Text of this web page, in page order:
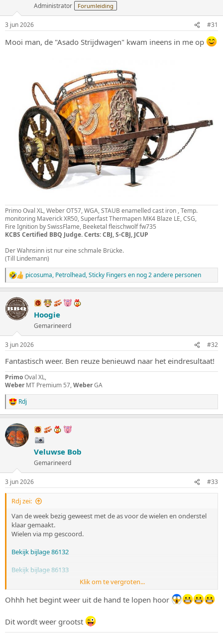
e
:
Administrator Forumleiding
3 jun 2026 #31
Mooi man, de "Asado Strijdwagen" kwam ineens in me op
Primo Oval XL, Weber OT57, WGA, STAUB enamelled cast iron , Temp.
monitoring Maverick XR50, Superfast Thermapen MK4 Blaze LE, CSG,
Fire Ignition by SwissFlame, Beeketal fleischwolf fw735
KCBS Certified BBQ Judge. Certs: CBJ, S-CBJ, JCUP
Der Wahnsinn ist nur eine schmale Brücke.
(Till Lindemann)
W
a
r
d
e
i
n
g
e
n
:
picosuma, Petrolhead,Sticky Fingersen nog 2 andere personen
Hoogie
Gemarineerd
3 jun 2026 #32
Fantastisch weer. Ben reuze benieuwd naar het eindresultaat!
PrimoOval XL,
Weber MT Premium 57,WeberGA
W
a
r
d
e
e
n
Rdj
Veluwse Bob
Gemarineerd
3 jun 2026 #33
Rdj zei:
Van de week bezig geweest met de as voor de wielen en onderstel
klaar gemaakt.
Wielen via mp gescoord.
Bekijk bijlage 86132
Bekijk bijlage 86133
Bekijk bijlage 86134
Klik om te vergroten...
Ohhh het begint weer uit de hand te lopen hoor
Dit wordt weer grootst